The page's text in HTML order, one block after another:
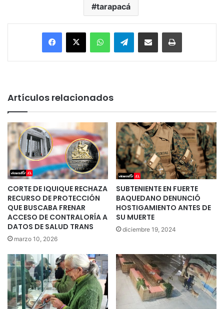
tarapacá
Facebook
X WhatsAppTelegramEnviar vía email Imprimir
Artículos relacionados
CORTE DE IQUIQUE RECHAZA
RECURSO DE PROTECCIÓN
QUE BUSCABA FRENAR
ACCESO DE CONTRALORÍA A
DATOS DE SALUD TRANS
marzo 10, 2026
SUBTENIENTE EN FUERTE
BAQUEDANO DENUNCIÓ
HOSTIGAMIENTO ANTES DE
SU MUERTE
diciembre 19, 2024